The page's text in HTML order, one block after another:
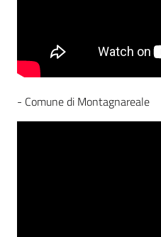
- Comune di Montagnareale